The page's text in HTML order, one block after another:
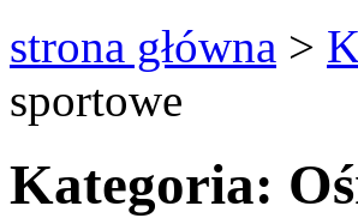
strona główna >
sportowe
Kategoria: